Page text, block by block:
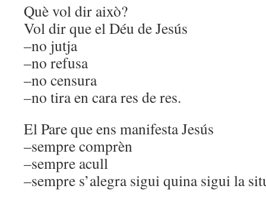
Què vol dir això?
Vol dir que el Déu de Jesús
–no jutja
–no refusa
–no censura
–no tira en cara res de res.
El Pare que ens manifesta Jesús
–sempre comprèn
–sempre acull
–sempre s’alegra sigui quina sigui la